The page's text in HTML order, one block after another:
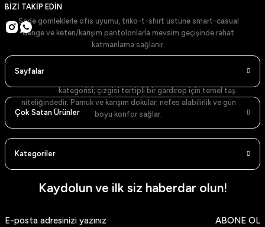
Sade gömleklerle ofis uyumu, triko-t-shirt üstüne smart-casual
denge ve keten/karışım pantolonlarla mevsim geçişinde rahat
katmanlama sağlanır.
Gömlekler: Net Yaka, Temiz Duruş
kategorisi; çizgisi tertipli bir gardırop için temel taş
niteliğindedir. Pamuk ve karışım dokular; nefes alabilirlik ve gün
boyu konfor sağlar.
Renk Skalası ve Modeller
Siyah Gömlek (Dik Yaka)
– akşam stilinde net siluet.
Beyaz Gömlek (Klasik Yaka)– resmi görünüm.
Açık Mavi Gömlek
BİZİ TAKİP EDİN
Sayfalar
Çok Satan Ürünler
Kategoriler
Kaydolun ve ilk siz haberdar olun!
ABONE OL